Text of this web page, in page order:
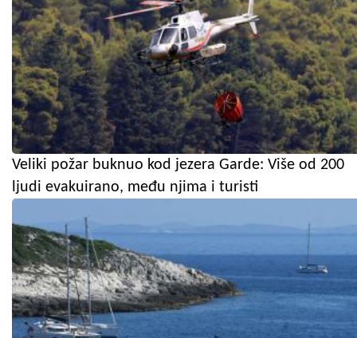
Veliki požar buknuo kod jezera Garde: Više od 200
ljudi evakuirano, među njima i turisti